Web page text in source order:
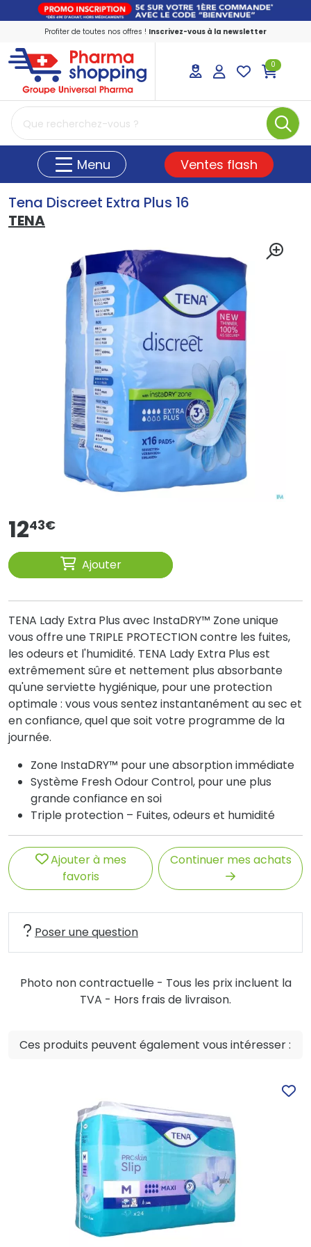
Profiter de toutes nos offres ! Inscrivez-vous à la newsletter
PharmaShopping Votre pharmacie en
0
Menu Ventes flash
Tena Discreet Extra Plus 16
TENA
1243€
Ajouter
TENA Lady Extra Plus avec InstaDRY™ Zone unique
vous offre une TRIPLE PROTECTION contre les fuites,
les odeurs et l'humidité. TENA Lady Extra Plus est
extrêmement sûre et nettement plus absorbante
qu'une serviette hygiénique, pour une protection
optimale : vous vous sentez instantanément au sec et
en confiance, quel que soit votre programme de la
journée.
Zone InstaDRY™ pour une absorption immédiate
Système Fresh Odour Control, pour une plus
grande confiance en soi
Triple protection – Fuites, odeurs et humidité
Ajouter à mes
favoris
Continuer mes achats
Poser une question
Photo non contractuelle - Tous les prix incluent la
TVA - Hors frais de livraison.
Ces produits peuvent également vous intéresser :